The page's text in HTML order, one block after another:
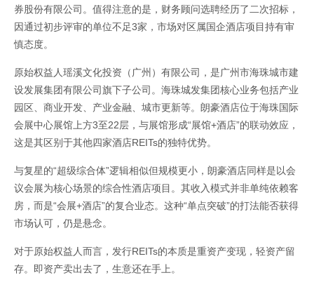
券股份有限公司。值得注意的是，财务顾问选聘经历了二次招标，
因通过初步评审的单位不足3家，市场对区属国企酒店项目持有审
慎态度。
原始权益人瑶溪文化投资（广州）有限公司，是广州市海珠城市建
设发展集团有限公司旗下子公司。海珠城发集团核心业务包括产业
园区、商业开发、产业金融、城市更新等。朗豪酒店位于海珠国际
会展中心展馆上方3至22层，与展馆形成“展馆+酒店”的联动效应，
这是其区别于其他四家酒店REITs的独特优势。
与复星的“超级综合体”逻辑相似但规模更小，朗豪酒店同样是以会
议会展为核心场景的综合性酒店项目。其收入模式并非单纯依赖客
房，而是“会展+酒店”的复合业态。这种“单点突破”的打法能否获得
市场认可，仍是悬念。
对于原始权益人而言，发行REITs的本质是重资产变现，轻资产留
存。即资产卖出去了，生意还在手上。